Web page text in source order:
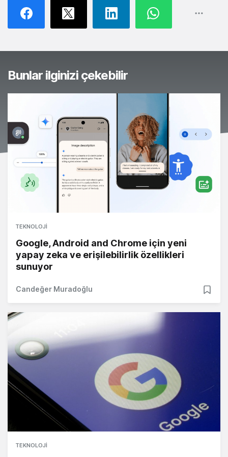
Bunlar ilginizi çekebilir
TEKNOLOJI
Google, Android and Chrome için yeni
yapay zeka ve erişilebilirlik özellikleri
sunuyor
Candeğer Muradoğlu
TEKNOLOJI